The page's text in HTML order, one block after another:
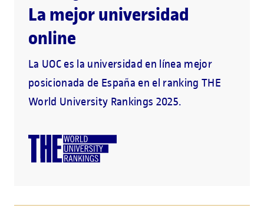
La mejor universidad
online
La UOC es la universidad en línea mejor
posicionada de España en el ranking THE
World University Rankings 2025.